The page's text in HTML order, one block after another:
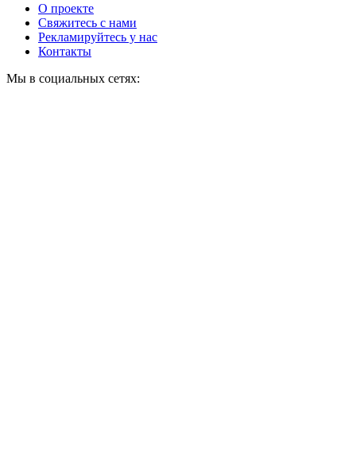
О проекте
Свяжитесь с нами
Рекламируйтесь у нас
Контакты
Мы в социальных сетях: